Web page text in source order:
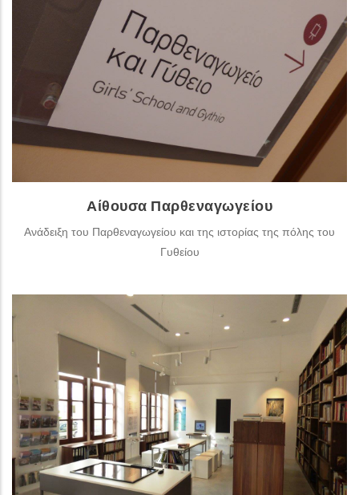
Αίθουσα Παρθεναγωγείου
Ανάδειξη του Παρθεναγωγείου και της ιστορίας της πόλης του
Γυθείου
Η δεύτερη θεματική ενότητα του ΚΠΑΜ «μιλά» για το
νεότερο Γύθειο, το εμπόριο, το λιμάνι, τη μετανάστευση,
τους φωτογράφους, τη μουσική ιστορία, τους ποιητές, τη
δημοσιογραφία και την εκπαίδευση.
ΠΕΡΙΣΣΌΤΕΡΑ
Αίθουσα Τουριστικής Προβολής
Τα ενθύμια της Μάνης είναι γεύσεις και μνήμες, εικόνες,
εμπειρίες και συναισθήματα. Η αίθουσα τουριστικής
προβολής, συνδέει το παρελθόν με το παρόν. Μπορείτε να
ξεναγηθείτε στη περιοχή μέσω μιας διαδραστικής οθόνης
αφής και να πληροφορηθείτε για τα σημεία τουριστικού
ενδιαφέροντος της περιφέρειας (μνημεία, παραλίες,
εκκλησίες, σημεία αρχαιολογικού ενδιαφέροντος, κ.α.), τα